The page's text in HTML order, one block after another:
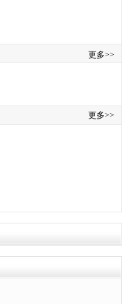
更多>>
更多>>